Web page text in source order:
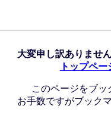
大変申し訳ありませ
トップペー
このページをブ
お手数ですがブック